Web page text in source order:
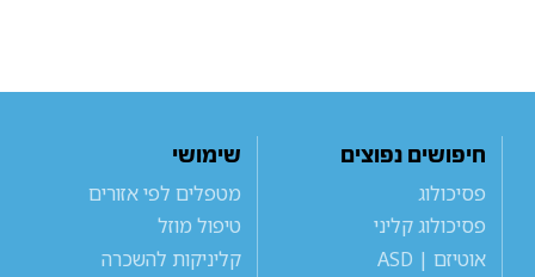
חיפושים נפוצים
פסיכולוג
פסיכולוג קליני
אוטיזם | ASD
שימושי
מטפלים לפי אזורים
טיפול מוזל
קליניקות להשכרה